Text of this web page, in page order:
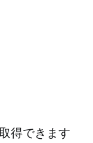
得できます